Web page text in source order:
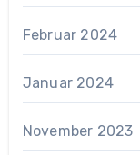
Februar 2024
Januar 2024
November 2023